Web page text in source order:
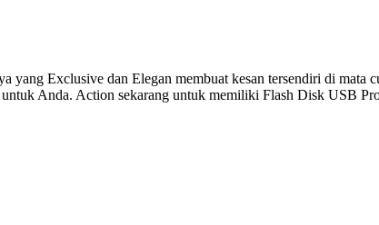
Exclusive dan Elegan membuat kesan tersendiri di mata
Anda. Action sekarang untuk memiliki Flash Disk USB